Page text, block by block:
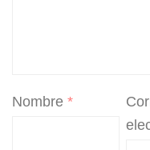
Nombre *